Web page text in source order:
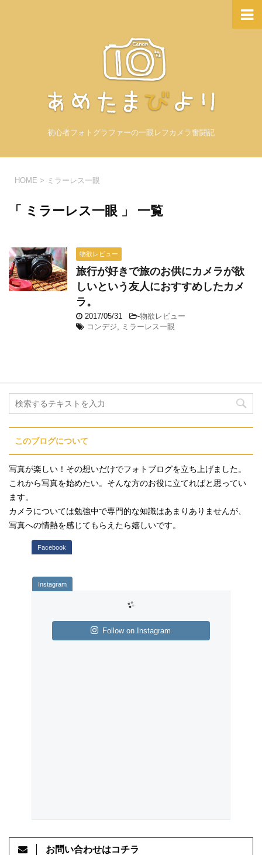
初心者フォトグラファーの一眼レフカメラ奮闘記
HOME > ミラーレス一眼
「 ミラーレス一眼 」 一覧
物欲レビュー
旅行が好きで旅のお供にカメラが欲
しいという友人におすすめしたカメ
ラ。
2017/05/31 -物欲レビュー
コンデジ, ミラーレス一眼
このブログについて
写真が楽しい！その想いだけでフォトブログを立ち上げました。
これから写真を始めたい。そんな方のお役に立てればと思ってい
ます。
カメラについては勉強中で専門的な知識はあまりありませんが、
写真への情熱を感じてもらえたら嬉しいです。
Follow on Instagram
お問い合わせはコチラ